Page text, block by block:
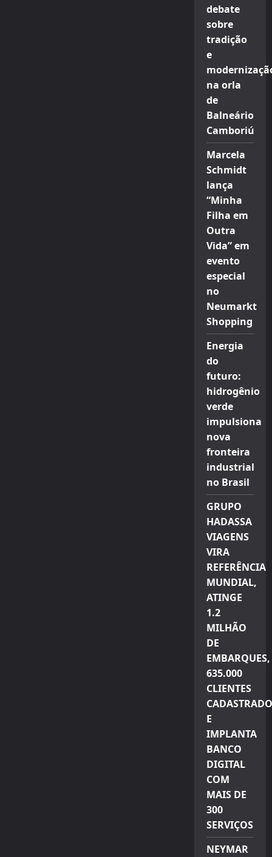
debate
sobre
tradição
e
na orla
de
Balneário
Camboriú
Marcela
Schmidt
lança
“Minha
Filha em
Outra
Vida” em
evento
especial
no
Neumarkt
Shopping
Energia
do
futuro:
hidrogênio
verde
impulsiona
nova
fronteira
industrial
no Brasil
GRUPO
HADASSA
VIAGENS
VIRA
REFERÊNCIA
MUNDIAL,
ATINGE
1.2
MILHÃO
DE
EMBARQUES,
635.000
CLIENTES
E
IMPLANTA
BANCO
DIGITAL
COM
MAIS DE
300
SERVIÇOS
NEYMAR